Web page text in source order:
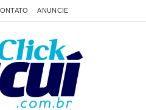
ANUNCIE